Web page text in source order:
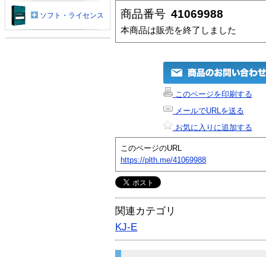
商品番号 41069988
本商品は販売を終了しました
このページを印刷する
メールでURLを送る
お気に入りに追加する
このページのURL
https://plth.me/41069988
関連カテゴリ
KJ-E
ソフト・ライセンス